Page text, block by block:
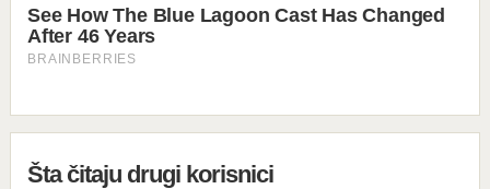
Šta čitaju drugi korisnici